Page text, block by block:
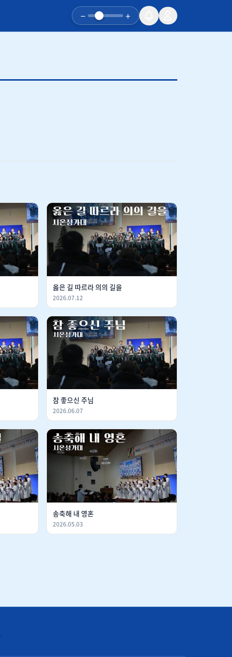
− +
옳은 길 따르라 의의 길을
2026.07.12
참 좋으신 주님
2026.06.07
송축해 내 영혼
2026.05.03